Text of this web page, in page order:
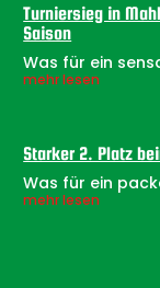
Turniersieg in
Saison
Was für ein
mehr lesen
Starker 2. Platz
Was für ein
mehr lesen